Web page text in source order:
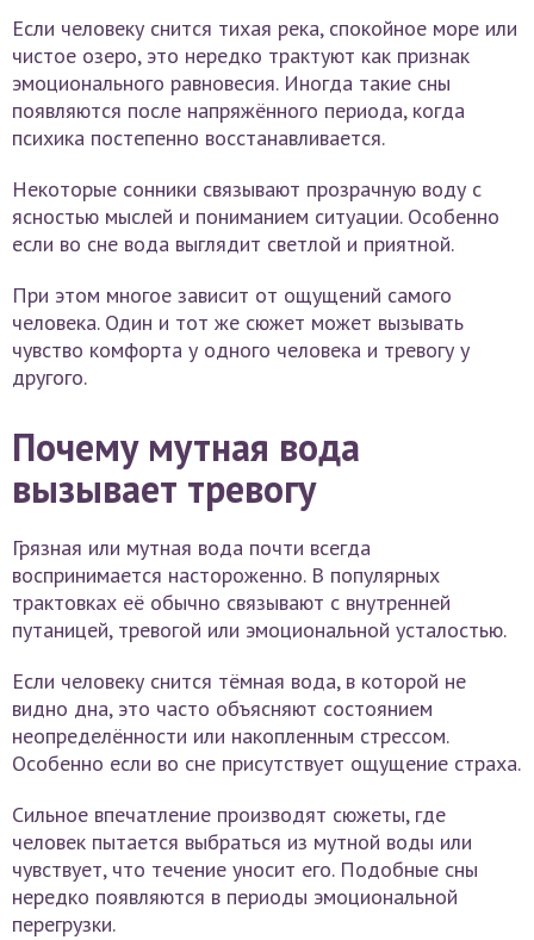
Если человеку снится тихая река, спокойное море или
чистое озеро, это нередко трактуют как признак
эмоционального равновесия. Иногда такие сны
появляются после напряжённого периода, когда
психика постепенно восстанавливается.
Некоторые сонники связывают прозрачную воду с
ясностью мыслей и пониманием ситуации. Особенно
если во сне вода выглядит светлой и приятной.
При этом многое зависит от ощущений самого
человека. Один и тот же сюжет может вызывать
чувство комфорта у одного человека и тревогу у
другого.
Почему мутная вода
вызывает тревогу
Грязная или мутная вода почти всегда
воспринимается настороженно. В популярных
трактовках её обычно связывают с внутренней
путаницей, тревогой или эмоциональной усталостью.
Если человеку снится тёмная вода, в которой не
видно дна, это часто объясняют состоянием
неопределённости или накопленным стрессом.
Особенно если во сне присутствует ощущение страха.
Сильное впечатление производят сюжеты, где
человек пытается выбраться из мутной воды или
чувствует, что течение уносит его. Подобные сны
нередко появляются в периоды эмоциональной
перегрузки.